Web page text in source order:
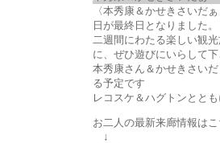
〈本秀康＆かせきさいだ
日が最終日となりました。
二週間にわたる楽しい観
に、ぜひ遊びにいらして
本秀康さん＆かせきさい
る予定です
レコスケ＆ハグトンとと
お二人の最新来廊情報は
↓